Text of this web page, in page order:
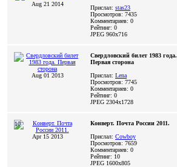
Aug 21 2014
Прислал: stas23
Просмотров: 7435
Комментариев: 0
Рейтинг: 0
JPEG 960x716
Aug 01 2013
Свердловский билет 1983 года.
Первая сторона
Прислал: Lena
Просмотров: 7745
Комментариев: 0
Рейтинг: 0
JPEG 2304x1728
10
Apr 15 2013
Конверт. Почта России 2011.
Прислал: Cowboy
Просмотров: 7659
Комментариев: 0
Рейтинг: 10
JPEG 1600x805